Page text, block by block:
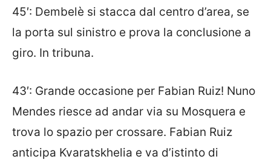
45′: Dembelè si stacca dal centro d’area, se
la porta sul sinistro e prova la conclusione a
giro. In tribuna.
43′: Grande occasione per Fabian Ruiz! Nuno
Mendes riesce ad andar via su Mosquera e
trova lo spazio per crossare. Fabian Ruiz
anticipa Kvaratskhelia e va d’istinto di